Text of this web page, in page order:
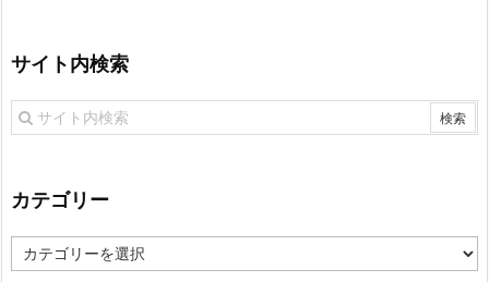
サイト内検索
カテゴリー
テ